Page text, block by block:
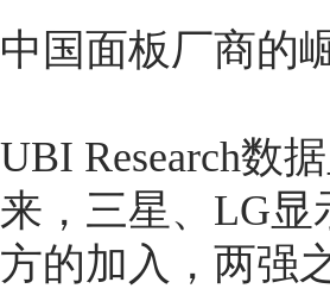
中国面板厂商的
UBI Research数
来，三星、LG
方的加入，两强